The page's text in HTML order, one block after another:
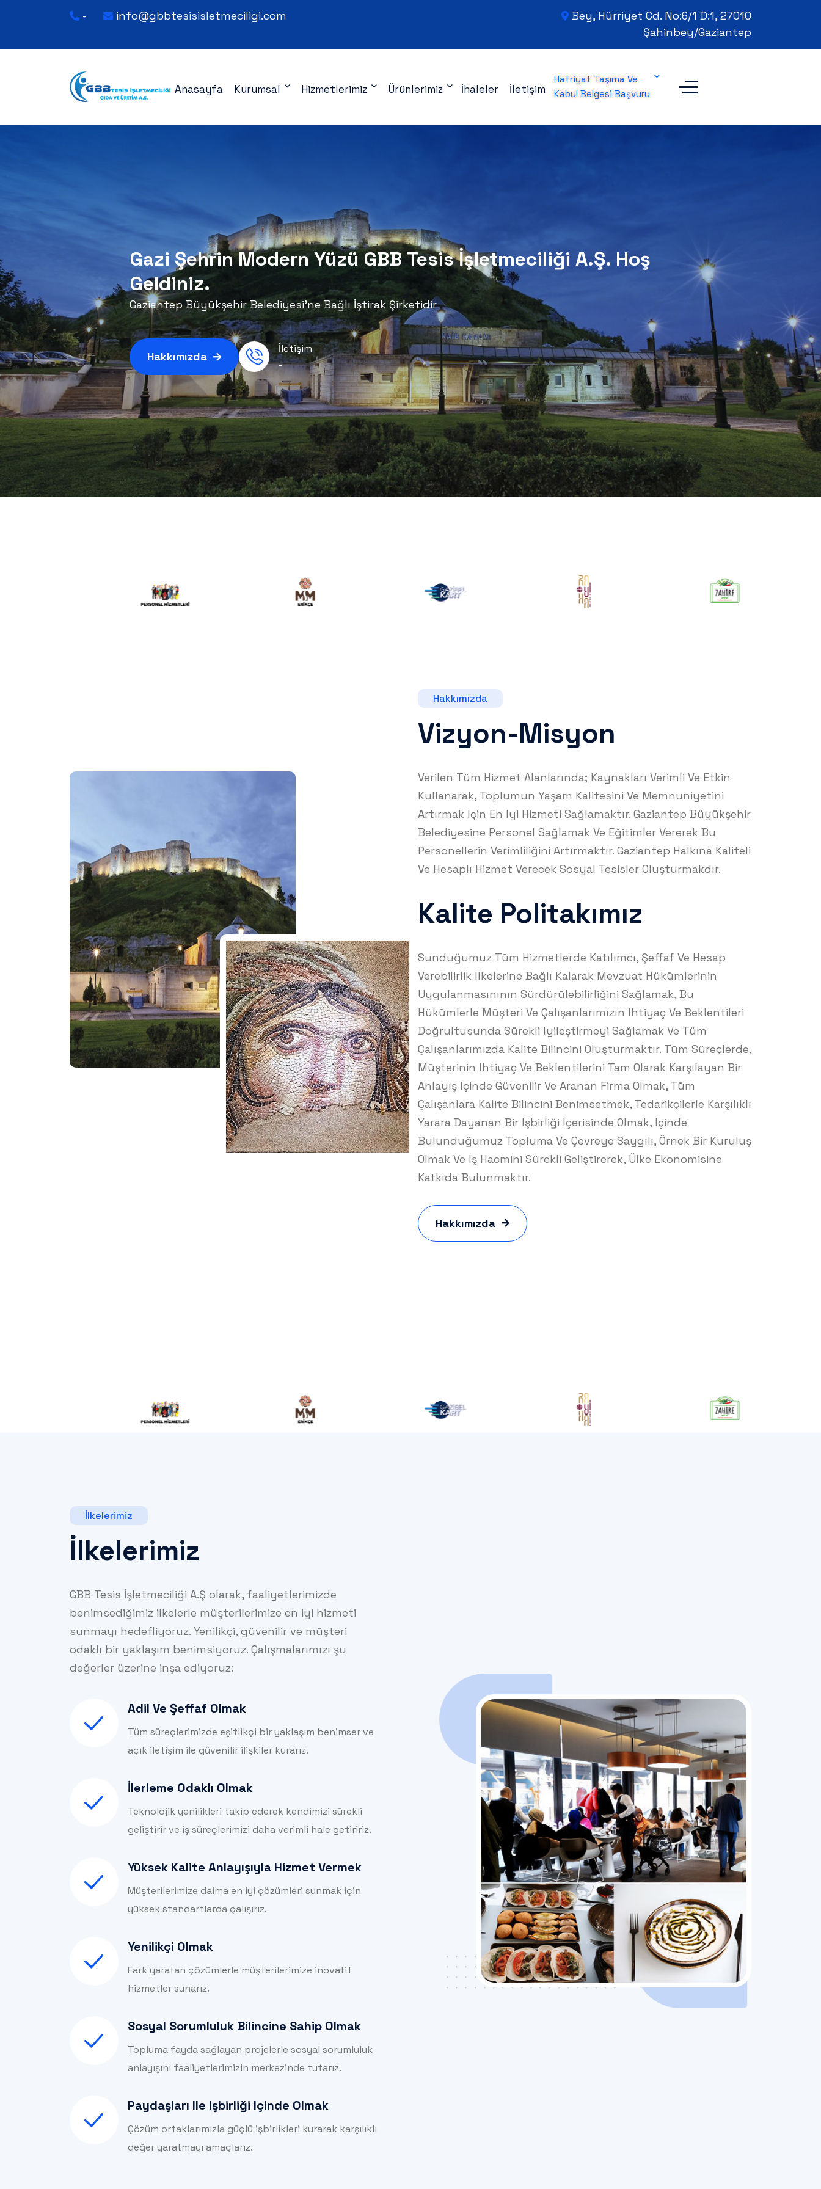
- info@gbbtesisisletmeciligi.com
Bey, Hürriyet Cd. No:6/1 D:1, 27010
Şahinbey/Gaziantep
Anasayfa Kurumsal Hizmetlerimiz Ürünlerimiz İhaleler İletişim
Hafriyat Taşıma Ve
Kabul Belgesi Başvuru
Gazi Şehrin Modern Yüzü GBB Tesis İşletmeciliği A.Ş. Hoş
Geldiniz.
Gaziantep Büyükşehir Belediyesi'ne Bağlı İştirak Şirketidir
Hakkımızda
İletişim
-
Hakkımızda
Vizyon-Misyon
Verilen Tüm Hizmet Alanlarında; Kaynakları Verimli Ve Etkin
Kullanarak, Toplumun Yaşam Kalitesini Ve Memnuniyetini
Artırmak Için En Iyi Hizmeti Sağlamaktır. Gaziantep Büyükşehir
Belediyesine Personel Sağlamak Ve Eğitimler Vererek Bu
Personellerin Verimliliğini Artırmaktır. Gaziantep Halkına Kaliteli
Ve Hesaplı Hizmet Verecek Sosyal Tesisler Oluşturmakdır.
Kalite Politakımız
Sunduğumuz Tüm Hizmetlerde Katılımcı, Şeffaf Ve Hesap
Verebilirlik Ilkelerine Bağlı Kalarak Mevzuat Hükümlerinin
Uygulanmasınının Sürdürülebilirliğini Sağlamak, Bu
Hükümlerle Müşteri Ve Çalışanlarımızın Ihtiyaç Ve Beklentileri
Doğrultusunda Sürekli Iyileştirmeyi Sağlamak Ve Tüm
Çalışanlarımızda Kalite Bilincini Oluşturmaktır. Tüm Süreçlerde,
Müşterinin Ihtiyaç Ve Beklentilerini Tam Olarak Karşılayan Bir
Anlayış Içinde Güvenilir Ve Aranan Firma Olmak, Tüm
Çalışanlara Kalite Bilincini Benimsetmek, Tedarikçilerle Karşılıklı
Yarara Dayanan Bir Işbirliği Içerisinde Olmak, Içinde
Bulunduğumuz Topluma Ve Çevreye Saygılı, Örnek Bir Kuruluş
Olmak Ve Iş Hacmini Sürekli Geliştirerek, Ülke Ekonomisine
Katkıda Bulunmaktır.
Hakkımızda
İlkelerimiz
İlkelerimiz
GBB Tesis İşletmeciliği A.Ş olarak, faaliyetlerimizde
benimsediğimiz ilkelerle müşterilerimize en iyi hizmeti
sunmayı hedefliyoruz. Yenilikçi, güvenilir ve müşteri
odaklı bir yaklaşım benimsiyoruz. Çalışmalarımızı şu
değerler üzerine inşa ediyoruz:
Adil Ve Şeffaf Olmak
Tüm süreçlerimizde eşitlikçi bir yaklaşım benimser ve
açık iletişim ile güvenilir ilişkiler kurarız.
İlerleme Odaklı Olmak
Teknolojik yenilikleri takip ederek kendimizi sürekli
geliştirir ve iş süreçlerimizi daha verimli hale getiririz.
Yüksek Kalite Anlayışıyla Hizmet Vermek
Müşterilerimize daima en iyi çözümleri sunmak için
yüksek standartlarda çalışırız.
Yenilikçi Olmak
Fark yaratan çözümlerle müşterilerimize inovatif
hizmetler sunarız.
Sosyal Sorumluluk Bilincine Sahip Olmak
Topluma fayda sağlayan projelerle sosyal sorumluluk
anlayışını faaliyetlerimizin merkezinde tutarız.
Paydaşları Ile Işbirliği Içinde Olmak
Çözüm ortaklarımızla güçlü işbirlikleri kurarak karşılıklı
değer yaratmayı amaçlarız.